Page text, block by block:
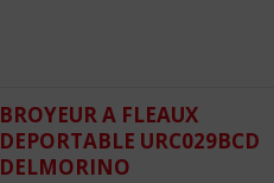
BROYEUR A FLEAUX
DEPORTABLE URC029BCD
DELMORINO